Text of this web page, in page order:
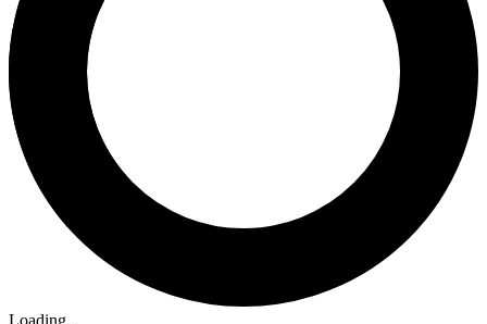
Loading...